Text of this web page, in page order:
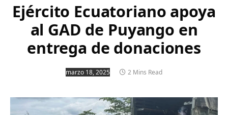
Ejército Ecuatoriano apoya
al GAD de Puyango en
entrega de donaciones
marzo 18, 2025 2 Mins Read